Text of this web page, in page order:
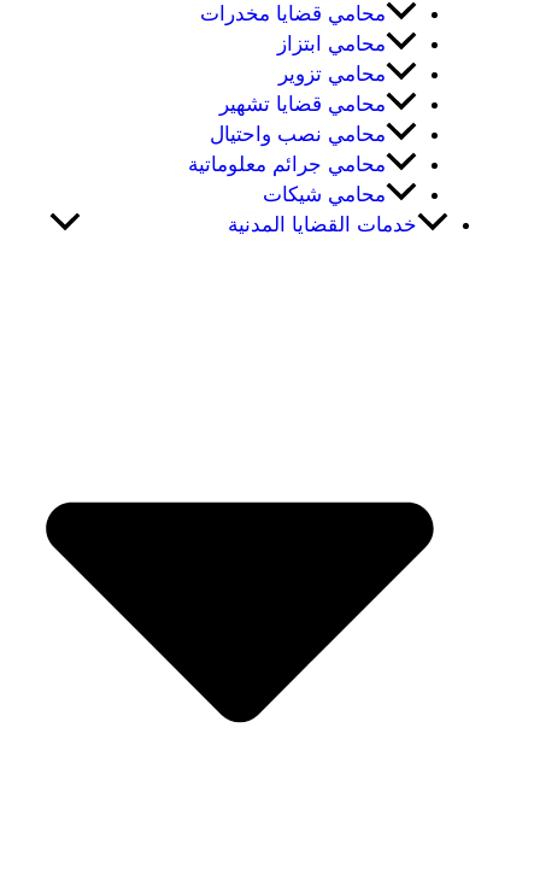
محامي قضايا مخدرات
محامي ابتزاز
محامي تزوير
محامي قضايا تشهير
محامي نصب واحتيال
محامي جرائم معلوماتية
محامي شيكات
خدمات القضايا المدنية